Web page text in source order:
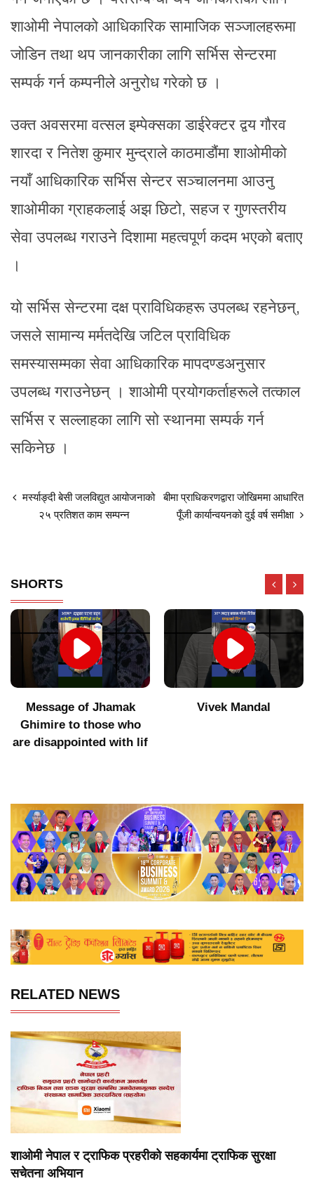
शाओमी नेपालको आधिकारिक सामाजिक सञ्जालहरूमा
जोडिन तथा थप जानकारीका लागि सर्भिस सेन्टरमा
सम्पर्क गर्न कम्पनीले अनुरोध गरेको छ ।
उक्त अवसरमा वत्सल इम्पेक्सका डाईरेक्टर द्वय गौरव
शारदा र नितेश कुमार मुन्द्राले काठमाडौंमा शाओमीको
नयाँ आधिकारिक सर्भिस सेन्टर सञ्चालनमा आउनु
शाओमीका ग्राहकलाई अझ छिटो, सहज र गुणस्तरीय
सेवा उपलब्ध गराउने दिशामा महत्वपूर्ण कदम भएको बताए
।
यो सर्भिस सेन्टरमा दक्ष प्राविधिकहरू उपलब्ध रहनेछन्,
जसले सामान्य मर्मतदेखि जटिल प्राविधिक
समस्यासम्मका सेवा आधिकारिक मापदण्डअनुसार
उपलब्ध गराउनेछन् । शाओमी प्रयोगकर्ताहरूले तत्काल
सर्भिस र सल्लाहका लागि सो स्थानमा सम्पर्क गर्न
सकिनेछ ।
मर्स्याङ्दी बेसी जलविद्युत आयोजनाको
२५ प्रतिशत काम सम्पन्न
बीमा प्राधिकरणद्वारा जोखिममा आधारित
पूँजी कार्यान्वयनको दुई वर्ष समीक्षा
SHORTS
Message of Jhamak
Ghimire to those who
are disappointed with lif
Vivek Mandal
RELATED NEWS
शाओमी नेपाल र ट्राफिक प्रहरीको सहकार्यमा ट्राफिक सुरक्षा
सचेतना अभियान